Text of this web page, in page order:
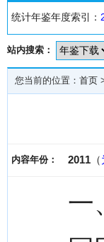
统计年鉴年度索引：
站内搜索：
您当前的位置： 首页
内容年份： 2011 （
一